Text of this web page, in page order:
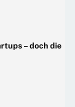
– doch die